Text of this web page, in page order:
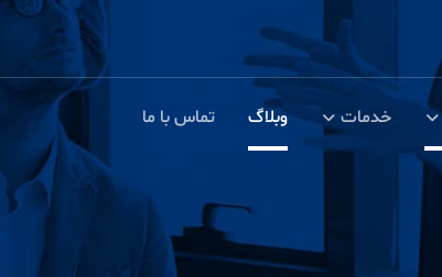
خدمات وبلاگ تماس با ما